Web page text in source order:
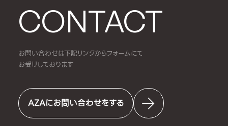
CONTACT
お問い合わせは下記リンクからフォームにて
お受けしております
AZAにお問い合わせをする